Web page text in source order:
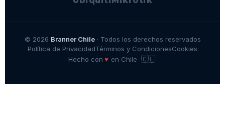
© 2026 Branner Chile· Todos los derechos reservados
Política de PrivacidadTérminos y CondicionesCookies
Hecho con ♥ en Chile 🇨🇱